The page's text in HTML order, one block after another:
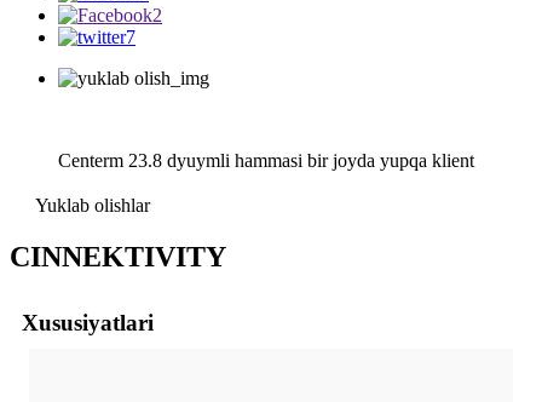
Centerm 23.8 dyuymli hammasi bir joyda yupqa klient
Yuklab olishlar
CINNEKTIVITY
Xususiyatlari